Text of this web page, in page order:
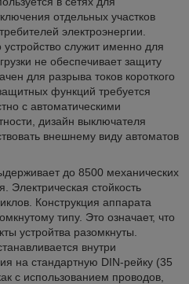
отдельных участков
электроэнергии.
служит именно для
не обеспечивает защиту
для разрыва токов короткого
функций требуется
с автоматическими
дизайн выключателя
внешнему виду автоматов
до 8500 механических
Электрическая стойкость
Конструкция аппарата
типу. Это означает, что
устройтва разомкнуты.
внутри
на стандартную DIN-рейку (35
с использованием проводов,